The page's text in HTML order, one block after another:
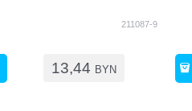
211087-9
13,44 BYN